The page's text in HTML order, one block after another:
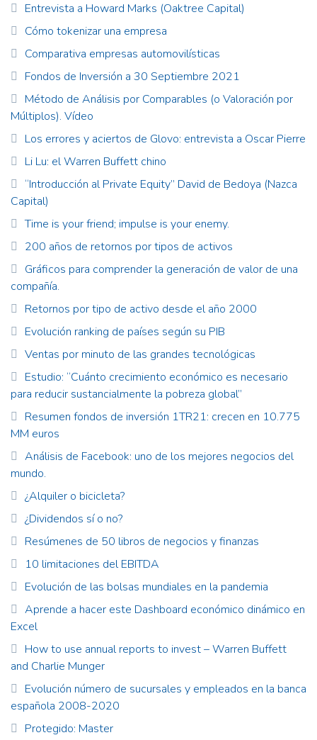
Entrevista a Howard Marks (Oaktree Capital)
Cómo tokenizar una empresa
Comparativa empresas automovilísticas
Fondos de Inversión a 30 Septiembre 2021
Método de Análisis por Comparables (o Valoración por
Múltiplos). Vídeo
Los errores y aciertos de Glovo: entrevista a Oscar Pierre
Li Lu: el Warren Buffett chino
“Introducción al Private Equity” David de Bedoya (Nazca
Capital)
Time is your friend; impulse is your enemy.
200 años de retornos por tipos de activos
Gráficos para comprender la generación de valor de una
compañía.
Retornos por tipo de activo desde el año 2000
Evolución ranking de países según su PIB
Ventas por minuto de las grandes tecnológicas
Estudio: “Cuánto crecimiento económico es necesario
para reducir sustancialmente la pobreza global”
Resumen fondos de inversión 1TR21: crecen en 10.775
MM euros
Análisis de Facebook: uno de los mejores negocios del
mundo.
¿Alquiler o bicicleta?
¿Dividendos sí o no?
Resúmenes de 50 libros de negocios y finanzas
10 limitaciones del EBITDA
Evolución de las bolsas mundiales en la pandemia
Aprende a hacer este Dashboard económico dinámico en
Excel
How to use annual reports to invest – Warren Buffett
and Charlie Munger
Evolución número de sucursales y empleados en la banca
española 2008-2020
Protegido: Master